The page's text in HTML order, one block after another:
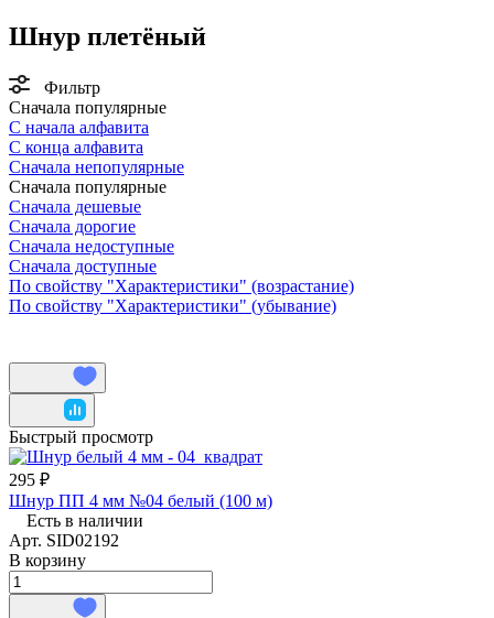
Шнур плетёный
Фильтр
Сначала популярные
С начала алфавита
С конца алфавита
Сначала непопулярные
Сначала популярные
Сначала дешевые
Сначала дорогие
Сначала недоступные
Сначала доступные
По свойству "Характеристики" (возрастание)
По свойству "Характеристики" (убывание)
Быстрый просмотр
295 ₽
Шнур ПП 4 мм №04 белый (100 м)
Есть в наличии
Арт. SID02192
В корзину